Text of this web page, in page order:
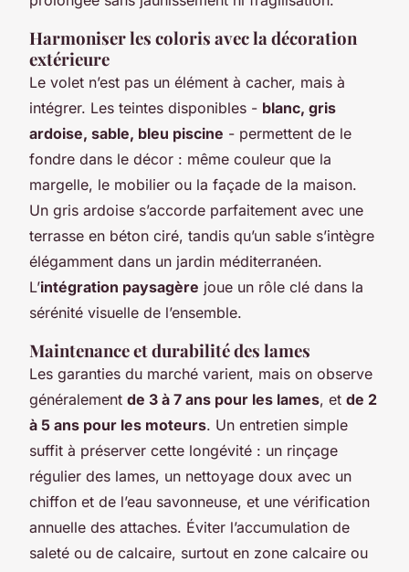
Harmoniser les coloris avec la décoration
extérieure
Le volet n’est pas un élément à cacher, mais à
intégrer. Les teintes disponibles - blanc, gris
ardoise, sable, bleu piscine - permettent de le
fondre dans le décor : même couleur que la
margelle, le mobilier ou la façade de la maison.
Un gris ardoise s’accorde parfaitement avec une
terrasse en béton ciré, tandis qu’un sable s’intègre
élégamment dans un jardin méditerranéen.
L’intégration paysagère joue un rôle clé dans la
sérénité visuelle de l’ensemble.
Maintenance et durabilité des lames
Les garanties du marché varient, mais on observe
généralement de 3 à 7 ans pour les lames, et de 2
à 5 ans pour les moteurs. Un entretien simple
suffit à préserver cette longévité : un rinçage
régulier des lames, un nettoyage doux avec un
chiffon et de l’eau savonneuse, et une vérification
annuelle des attaches. Éviter l’accumulation de
saleté ou de calcaire, surtout en zone calcaire ou